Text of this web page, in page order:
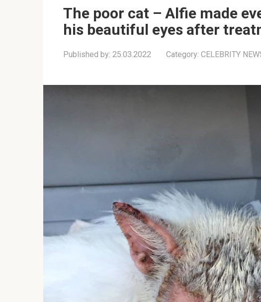
The poor cat – Alfie made
his beautiful eyes after
Published by: 25.03.2022 Category: CELEBRITY